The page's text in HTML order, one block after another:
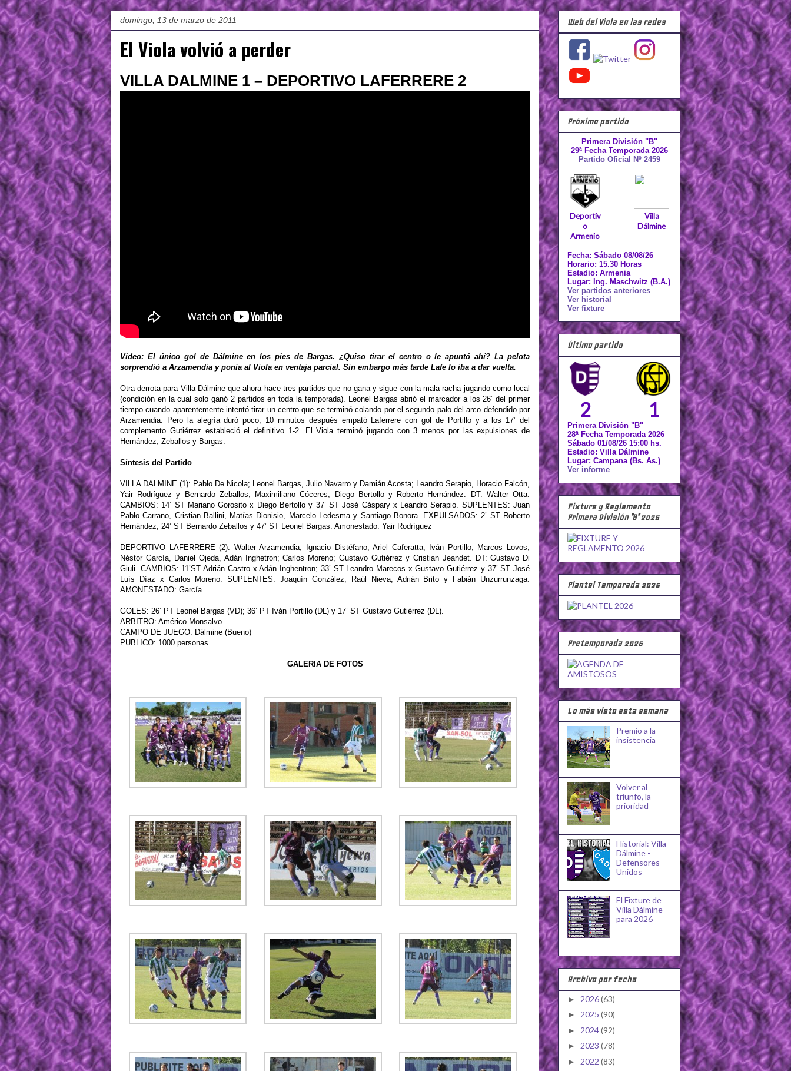
domingo, 13 de marzo de 2011
El Viola volvió a perder
VILLA DALMINE 1 – DEPORTIVO LAFERRERE 2
Video: El único gol de Dálmine en los pies de Bargas. ¿Quiso tirar el centro o le apuntó ahí? La pelota
sorprendió a Arzamendia y ponía al Viola en ventaja parcial. Sin embargo más tarde Lafe lo iba a dar vuelta.
Otra derrota para Villa Dálmine que ahora hace tres partidos que no gana y sigue con la mala racha jugando como local
(condición en la cual solo ganó 2 partidos en toda la temporada). Leonel Bargas abrió el marcador a los 26’ del primer
tiempo cuando aparentemente intentó tirar un centro que se terminó colando por el segundo palo del arco defendido por
Arzamendia. Pero la alegría duró poco, 10 minutos después empató Laferrere con gol de Portillo y a los 17’ del
complemento Gutiérrez estableció el definitivo 1-2. El Viola terminó jugando con 3 menos por las expulsiones de
Hernández, Zeballos y Bargas.
Síntesis del Partido
VILLA DALMINE (1): Pablo De Nicola; Leonel Bargas, Julio Navarro y Damián Acosta; Leandro Serapio, Horacio Falcón,
Yair Rodríguez y Bernardo Zeballos; Maximiliano Cóceres; Diego Bertollo y Roberto Hernández. DT: Walter Otta.
CAMBIOS: 14’ ST Mariano Gorosito x Diego Bertollo y 37’ ST José Cáspary x Leandro Serapio. SUPLENTES: Juan
Pablo Carrano, Cristian Ballini, Matías Dionisio, Marcelo Ledesma y Santiago Bonora. EXPULSADOS: 2’ ST Roberto
Hernández; 24’ ST Bernardo Zeballos y 47’ ST Leonel Bargas. Amonestado: Yair Rodríguez
DEPORTIVO LAFERRERE (2): Walter Arzamendia; Ignacio Distéfano, Ariel Caferatta, Iván Portillo; Marcos Lovos,
Néstor García, Daniel Ojeda, Adán Inghetron; Carlos Moreno; Gustavo Gutiérrez y Cristian Jeandet. DT: Gustavo Di
Giuli. CAMBIOS: 11’ST Adrián Castro x Adán Inghentron; 33’ ST Leandro Marecos x Gustavo Gutiérrez y 37’ ST José
Luís Díaz x Carlos Moreno. SUPLENTES: Joaquín González, Raúl Nieva, Adrián Brito y Fabián Unzurrunzaga.
AMONESTADO: García.
GOLES: 26’ PT Leonel Bargas (VD); 36’ PT Iván Portillo (DL) y 17’ ST Gustavo Gutiérrez (DL).
ARBITRO: Américo Monsalvo
CAMPO DE JUEGO: Dálmine (Bueno)
PUBLICO: 1000 personas
GALERIA DE FOTOS
Web del Viola en las redes
Próximo partido
Primera División "B"
29ª Fecha Temporada 2026
Partido Oficial Nº 2459
Deportiv
o
Armenio
Villa
Dálmine
Fecha: Sábado 08/08/26
Horario: 15.30 Horas
Estadio: Armenia
Lugar: Ing. Maschwitz (B.A.)
Ver partidos anteriores
Ver historial
Ver fixture
Último partido
2 1
Primera División "B"
28ª Fecha Temporada 2026
Sábado 01/08/26 15:00 hs.
Estadio: Villa Dálmine
Lugar: Campana (Bs. As.)
Ver informe
Fixture y Reglamento
Primera División "B" 2026
Plantel Temporada 2026
Pretemporada 2026
Lo más visto esta semana
Premio a la
insistencia
Volver al
triunfo, la
prioridad
Historial: Villa
Dálmine -
Defensores
Unidos
El Fixture de
Villa Dálmine
para 2026
Archivo por fecha
► 2026(63)
► 2025 (90)
► 2024(92)
► 2023 (78)
► 2022 (83)